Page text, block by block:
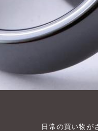
日常の買い物が